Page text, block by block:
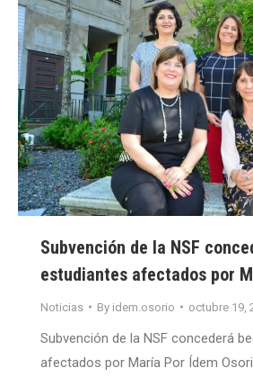
Subvención de la NSF
estudiantes afectados por
Noticias By idem.osorio octubre 19,
Subvención de la NSF concederá
afectados por María Por Ídem